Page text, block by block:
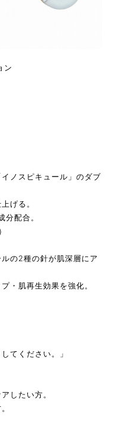
ン
ノスピキュール」のダブ
げる。
配合。
の2種の針が肌深層にア
・肌再生効果を強化。
てください。 」
したい方。